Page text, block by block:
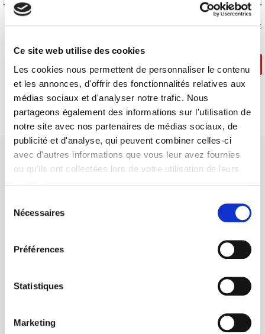
Ce site web utilise des cookies
Les cookies nous permettent de personnaliser le contenu
et les annonces, d'offrir des fonctionnalités relatives aux
médias sociaux et d'analyser notre trafic. Nous
partageons également des informations sur l'utilisation de
notre site avec nos partenaires de médias sociaux, de
publicité et d'analyse, qui peuvent combiner celles-ci
avec d'autres informations que vous leur avez fournies
ou qu'ils ont collectées lors de votre utilisation de leurs
Nécessaires
Préférences
Statistiques
Marketing
I accept theConditions of Sale: Yes
Continue shopping Proceed to checkout
SCIENCES PO UNIVERSITY PRESS has a threefold role: to publish
original research, to edit reference works for student use, and to
FOREIGN RIGHTS
CONDITIONS OF SALE